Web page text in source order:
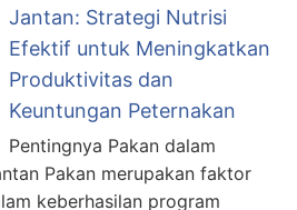
Jantan: Strategi Nutrisi
Efektif untuk Meningkatkan
Produktivitas dan
Keuntungan Peternakan
Pentingnya Pakan dalam
Pakan merupakan faktor
keberhasilan program